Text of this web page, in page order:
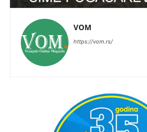
VOM
https://vom.rs/